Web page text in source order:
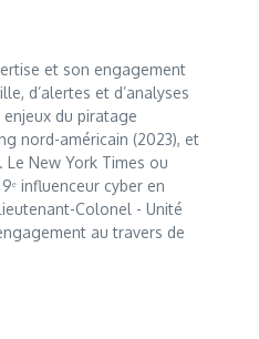
et son engagement
d’alertes et d’analyses
du piratage
nord-américain (2023), et
New York Times ou
influenceur cyber en
Colonel - Unité
au travers de